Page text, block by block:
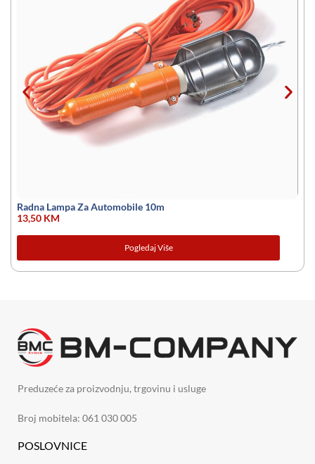
Radna Lampa Za Automobile 10m
13,50 KM
Pogledaj Više
Preduzeće za proizvodnju, trgovinu i usluge
Broj mobitela: 061 030 005
POSLOVNICE